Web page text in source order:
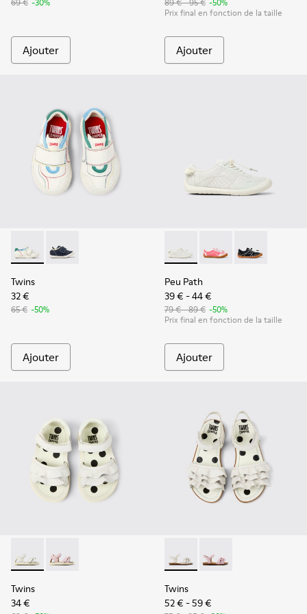
69 € -30%
Ajouter
89 € - 95 € -50%
Prix final en fonction de la taille
Ajouter
Twins - K800682-002 - Baskets en textile et cuir
Twins - K800682-004
Twins
32 €
65 € -50%
Ajouter
Peu Path - K800691-001 -
Peu Path -Peu Path -
Peu Path
39 € - 44 €
79 € - 89 € -50%
Prix final en fonction de la taille
Ajouter
Twins - K800678-001 - Sandales en cuir blanches pour
Twins - K800678-002
Twins
34 €
Twins - K800676-001 -
Twins - K800676-003
Twins
52 € - 59 €